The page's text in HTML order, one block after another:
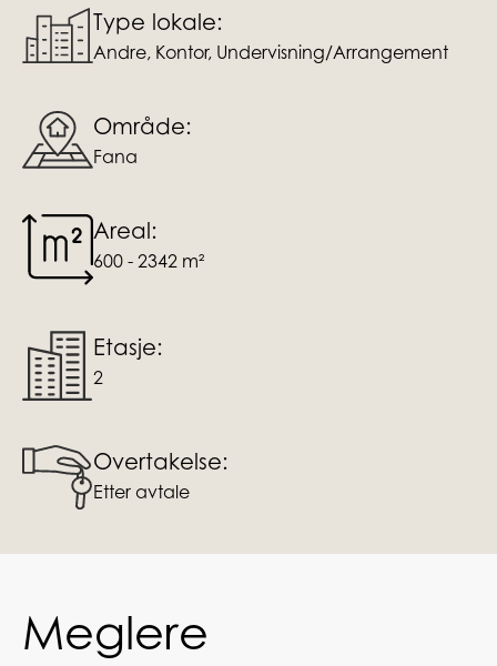
Type lokale:
Andre, Kontor, Undervisning/Arrangement
Område:
Fana
Areal:
600 - 2342 m²
Etasje:
2
Overtakelse:
Etter avtale
Meglere